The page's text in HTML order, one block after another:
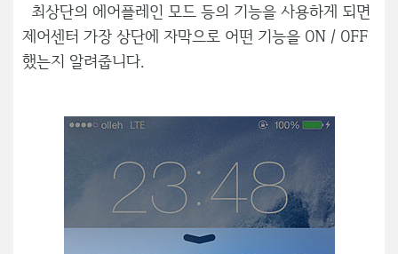
최상단의 에어플레인 모드 등의 기능을 사용하게 되면
제어센터 가장 상단에 자막으로 어떤 기능을 ON / OFF
했는지 알려줍니다.